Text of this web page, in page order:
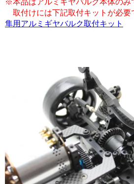
※本品はアルミギヤバルク本体のみ
取付けには下記取付キットが必要
隼用アルミギヤバルク取付キット